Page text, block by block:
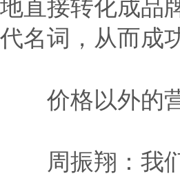
地直接转化成品
代名词，从而成
价格以外的
周振翔：我们